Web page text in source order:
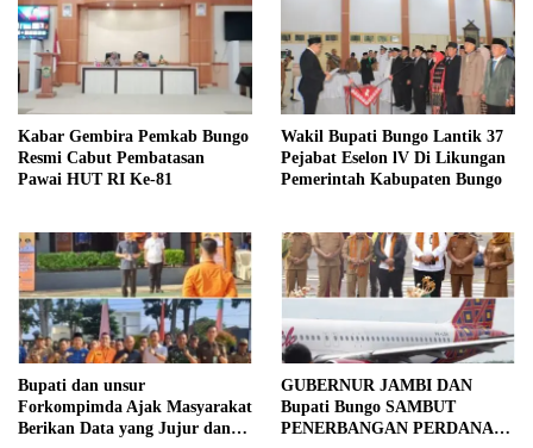
Kabar Gembira Pemkab Bungo
Resmi Cabut Pembatasan
Pawai HUT RI Ke-81
Wakil Bupati Bungo Lantik 37
Pejabat Eselon lV Di Likungan
Pemerintah Kabupaten Bungo
Bupati dan unsur
Forkompimda Ajak Masyarakat
Berikan Data yang Jujur dan
GUBERNUR JAMBI DAN
Bupati Bungo SAMBUT
PENERBANGAN PERDANA